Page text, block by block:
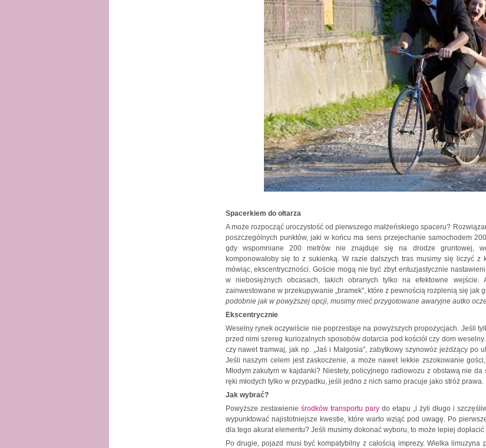
Spacerkiem do ołtarza
A może rozpocząć uroczystość od pierwszego małżeńskiego spaceru?
poszczególnych punktów, jaki w końcu ma sens przejechanie samochodem
gdy wspomniane 200 metrów nie znajduje się na drodze gruntowej,
komponowałoby się to z sukienką. W razie dalszych tras musimy się liczyć
mówiąc, ekscentryczności. Goście mogą nie być zbyt entuzjastycznie
w niebosiężnych obcasach, takich obranych tylko na efektowne
zainwestowane w przekupywanie „bramek", które z pewnością rozplenią się jak
podobnie jak w powyższej opcji, musimy mieć przygotowane awaryjne autko
Ekscentrycznie
Weselny rynek oczywiście nie poprzestaje na powyższych propozycjach. Jeśli
przed nimi szereg kuriozalnych sposobów dotarcia pod kościół czy dom
czy nawet tramwaj, jak np. „Jaś i Małgosia", zabytkowy szynowóz jeżdżący po
Jeśli naszym celem jest zaskoczenie, a może nawet lekkie zszokowanie
Młodym zakutym w kajdanki? Niestety, policyjnego radiowozu z obstawą nie
ręki młodych tylko w przypadku, jeśli jedno z nich samo pracuje jako stróż prawa.
Jak wybrać?
Powyższe zestawienie środków transportu parydo etapu „i żyli długo i
wypunktować najistotniejsze kwestie, które warto wziąć pod uwagę. Po
dla tego akurat elementu? Jeśli musimy dokonać wyboru, to może lepiej
Po drugie, pojazd musi być kompatybilny z całością imprezy. Wielka